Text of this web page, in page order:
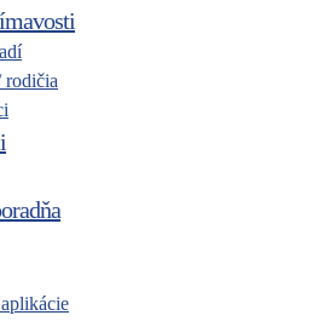
rodičia